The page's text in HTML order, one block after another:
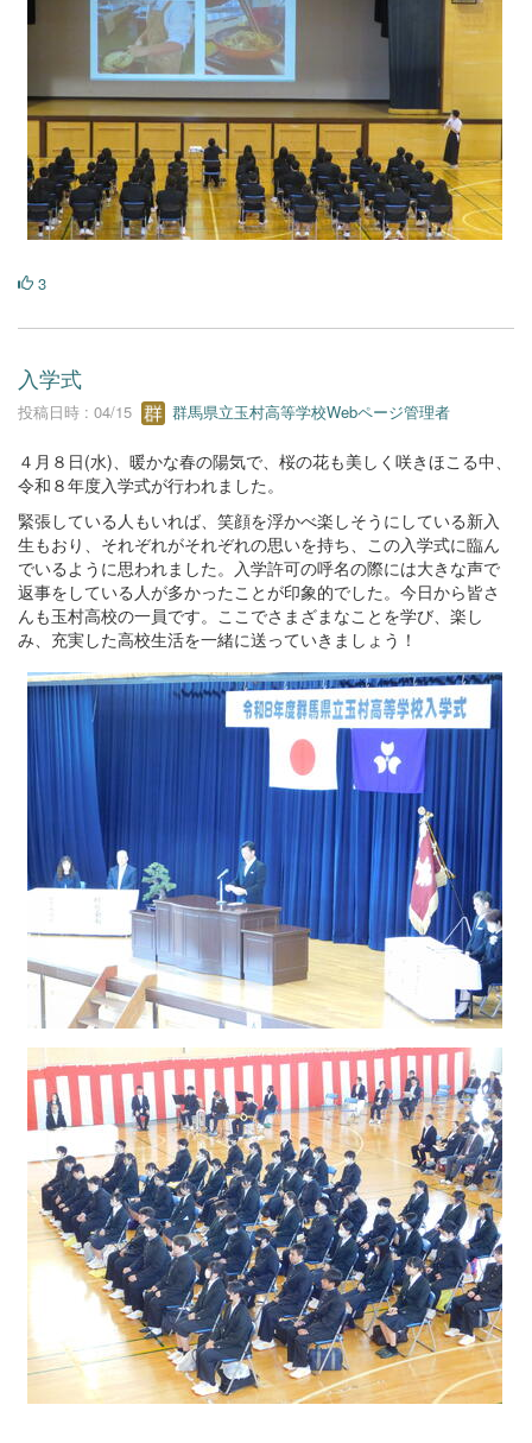
3
入学式
投稿日時 : 04/15 群馬県立玉村高等学校Webページ管理者
４月８日(水)、暖かな春の陽気で、桜の花も美しく咲きほこる中、
令和８年度入学式が行われました。
緊張している人もいれば、笑顔を浮かべ楽しそうにしている新入
生もおり、それぞれがそれぞれの思いを持ち、この入学式に臨ん
でいるように思われました。入学許可の呼名の際には大きな声で
返事をしている人が多かったことが印象的でした。今日から皆さ
んも玉村高校の一員です。ここでさまざまなことを学び、楽し
み、充実した高校生活を一緒に送っていきましょう！